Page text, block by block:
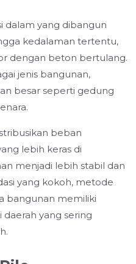
dalam yang dibangun
kedalaman tertentu,
dengan beton bertulang.
jenis bangunan,
besar seperti gedung
beban
lebih keras di
menjadi lebih stabil dan
yang kokoh, metode
bangunan memiliki
yang sering